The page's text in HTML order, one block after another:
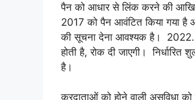
पैन को आधार से लिंक करने की
2017 को पैन आवंटित किया गया है
की सूचना देना आवश्यक है। 2022.
होती है, रोक दी जाएगी।
है।
करदाताओं को होने वाली असुविधा